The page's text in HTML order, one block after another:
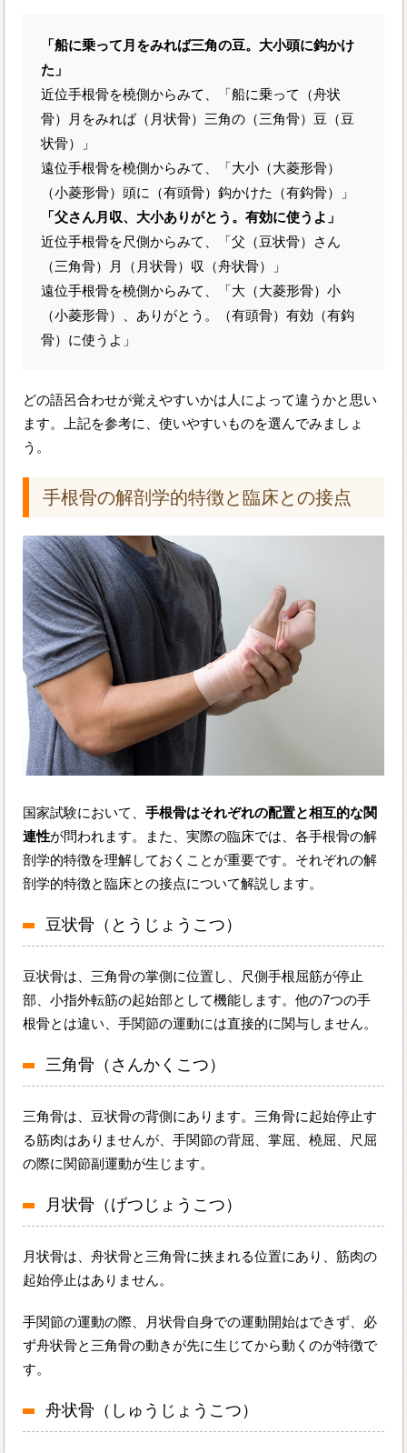
「船に乗って月をみれば三角の豆。大小頭に鈎かけ
た」
近位手根骨を橈側からみて、「船に乗って（舟状
骨）月をみれば（月状骨）三角の（三角骨）豆（豆
状骨）」
遠位手根骨を橈側からみて、「大小（大菱形骨）
（小菱形骨）頭に（有頭骨）鈎かけた（有鈎骨）」
「父さん月収、大小ありがとう。有効に使うよ」
近位手根骨を尺側からみて、「父（豆状骨）さん
（三角骨）月（月状骨）収（舟状骨）」
遠位手根骨を橈側からみて、「大（大菱形骨）小
（小菱形骨）、ありがとう。（有頭骨）有効（有鈎
骨）に使うよ」
どの語呂合わせが覚えやすいかは人によって違うかと思い
ます。上記を参考に、使いやすいものを選んでみましょ
う。
手根骨の解剖学的特徴と臨床との接点
国家試験において、手根骨はそれぞれの配置と相互的な関
連性が問われます。また、実際の臨床では、各手根骨の解
剖学的特徴を理解しておくことが重要です。それぞれの解
剖学的特徴と臨床との接点について解説します。
豆状骨（とうじょうこつ）
豆状骨は、三角骨の掌側に位置し、尺側手根屈筋が停止
部、小指外転筋の起始部として機能します。他の7つの手
根骨とは違い、手関節の運動には直接的に関与しません。
三角骨（さんかくこつ）
三角骨は、豆状骨の背側にあります。三角骨に起始停止す
る筋肉はありませんが、手関節の背屈、掌屈、橈屈、尺屈
の際に関節副運動が生じます。
月状骨（げつじょうこつ）
月状骨は、舟状骨と三角骨に挟まれる位置にあり、筋肉の
起始停止はありません。
手関節の運動の際、月状骨自身での運動開始はできず、必
ず舟状骨と三角骨の動きが先に生じてから動くのが特徴で
す。
舟状骨（しゅうじょうこつ）